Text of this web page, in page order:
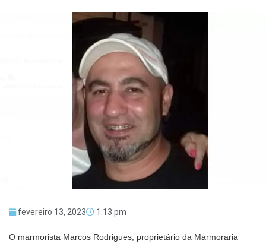
fevereiro 13, 2023 1:13 pm
O marmorista Marcos Rodrigues, proprietário da Marmoraria